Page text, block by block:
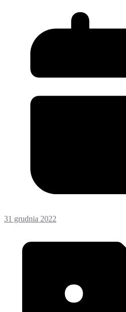
31 grudnia 2022